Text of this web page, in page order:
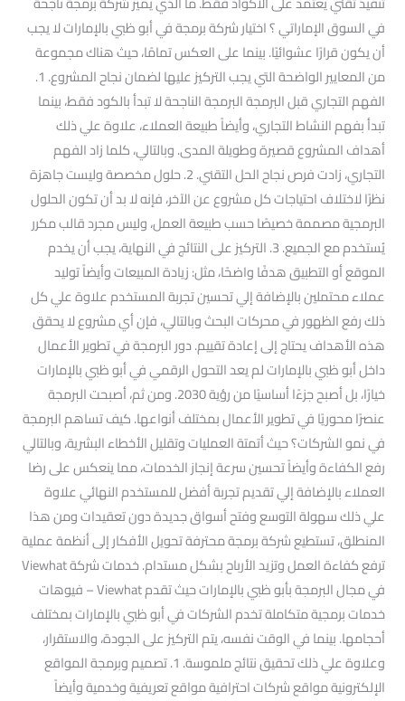
في السوق الإماراتي ؟ اختيار شركة برمجة في أبو ظبي بالإمارات لا يجب
أن يكون قرارًا عشوائيًا. بينما على العكس تمامًا، حيث هناك مجموعة
من المعايير الواضحة التي يجب التركيز عليها لضمان نجاح المشروع. 1.
الفهم التجاري قبل البرمجة البرمجة الناجحة لا تبدأ بالكود فقط، بينما
تبدأ بفهم النشاط التجاري، وأيضاً طبيعة العملاء، علاوة علي ذلك
أهداف المشروع قصيرة وطويلة المدى. وبالتالي، كلما زاد الفهم
التجاري، زادت فرص نجاح الحل التقني. 2. حلول مخصصة وليست جاهزة
نظرًا لاختلاف احتياجات كل مشروع عن الآخر، فإنه لا بد أن تكون الحلول
البرمجية مصممة خصيصًا حسب طبيعة العمل، وليس مجرد قالب مكرر
يُستخدم مع الجميع. 3. التركيز على النتائج في النهاية، يجب أن يخدم
الموقع أو التطبيق هدفًا واضحًا، مثل: زيادة المبيعات وأيضاً توليد
عملاء محتملين بالإضافة إلي تحسين تجربة المستخدم علاوة علي كل
ذلك رفع الظهور في محركات البحث وبالتالي، فإن أي مشروع لا يحقق
هذه الأهداف يحتاج إلى إعادة تقييم. دور البرمجة في تطوير الأعمال
داخل أبو ظبي بالإمارات لم يعد التحول الرقمي في أبو ظبي بالإمارات
خيارًا، بل أصبح جزءًا أساسيًا من رؤية 2030. ومن ثم، أصبحت البرمجة
عنصرًا محوريًا في تطوير الأعمال بمختلف أنواعها. كيف تساهم البرمجة
في نمو الشركات؟ حيث أتمتة العمليات وتقليل الأخطاء البشرية، وبالتالي
رفع الكفاءة وأيضاً تحسين سرعة إنجاز الخدمات، مما ينعكس على رضا
العملاء بالإضافة إلي تقديم تجربة أفضل للمستخدم النهائي علاوة
علي ذلك سهولة التوسع وفتح أسواق جديدة دون تعقيدات ومن هذا
المنطلق، تستطيع شركة برمجة محترفة تحويل الأفكار إلى أنظمة عملية
ترفع كفاءة العمل وتزيد الأرباح بشكل مستدام. خدمات شركة Viewhat
في مجال البرمجة بأبو ظبي بالإمارات حيث تقدم Viewhat – فيوهات
خدمات برمجية متكاملة تخدم الشركات في أبو ظبي بالإمارات بمختلف
أحجامها. بينما في الوقت نفسه، يتم التركيز على الجودة، والاستقرار،
وعلاوة علي ذلك تحقيق نتائج ملموسة. 1. تصميم وبرمجة المواقع
الإلكترونية مواقع شركات احترافية مواقع تعريفية وخدمية وأيضاً